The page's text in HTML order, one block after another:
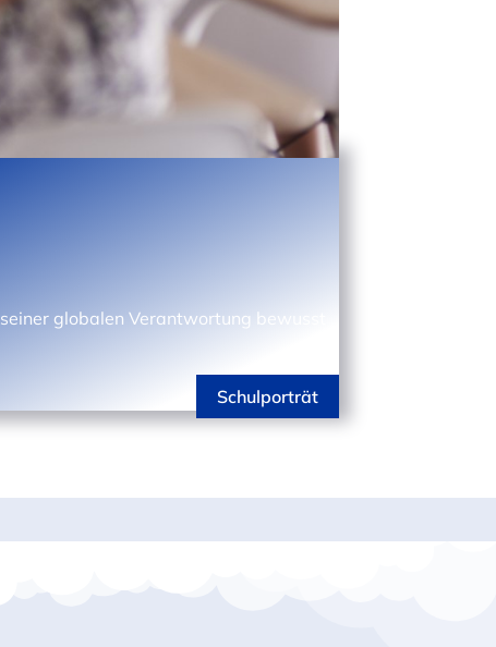
globalen Verantwortung bewusst
Schulporträt